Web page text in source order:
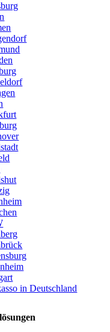
in Deutschland